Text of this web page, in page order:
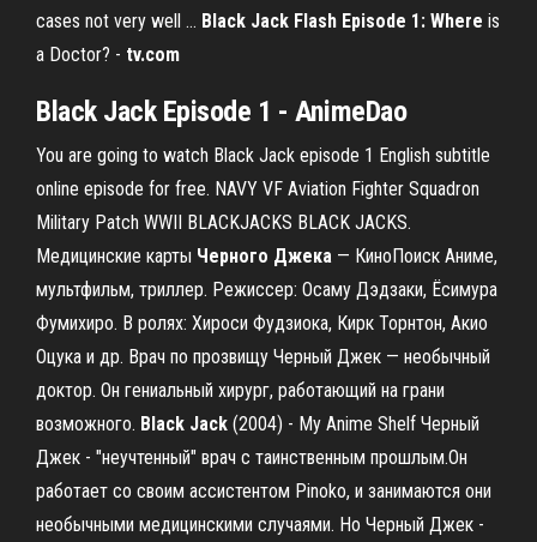
cases not very well … Black Jack Flash Episode 1: Where is
a Doctor? - tv.com
Black Jack Episode 1 - AnimeDao
You are going to watch Black Jack episode 1 English subtitle
online episode for free. NAVY VF Aviation Fighter Squadron
Military Patch WWII BLACKJACKS BLACK JACKS.
Медицинские карты Черного Джека — КиноПоиск Аниме,
мультфильм, триллер. Режиссер: Осаму Дэдзаки, Ёсимура
Фумихиро. В ролях: Хироси Фудзиока, Кирк Торнтон, Акио
Оцука и др. Врач по прозвищу Черный Джек — необычный
доктор. Он гениальный хирург, работающий на грани
возможного. Black Jack (2004) - My Anime Shelf Черный
Джек - "неучтенный" врач с таинственным прошлым.Он
работает со своим ассистентом Pinoko, и занимаются они
необычными медицинскими случаями. Но Черный Джек -